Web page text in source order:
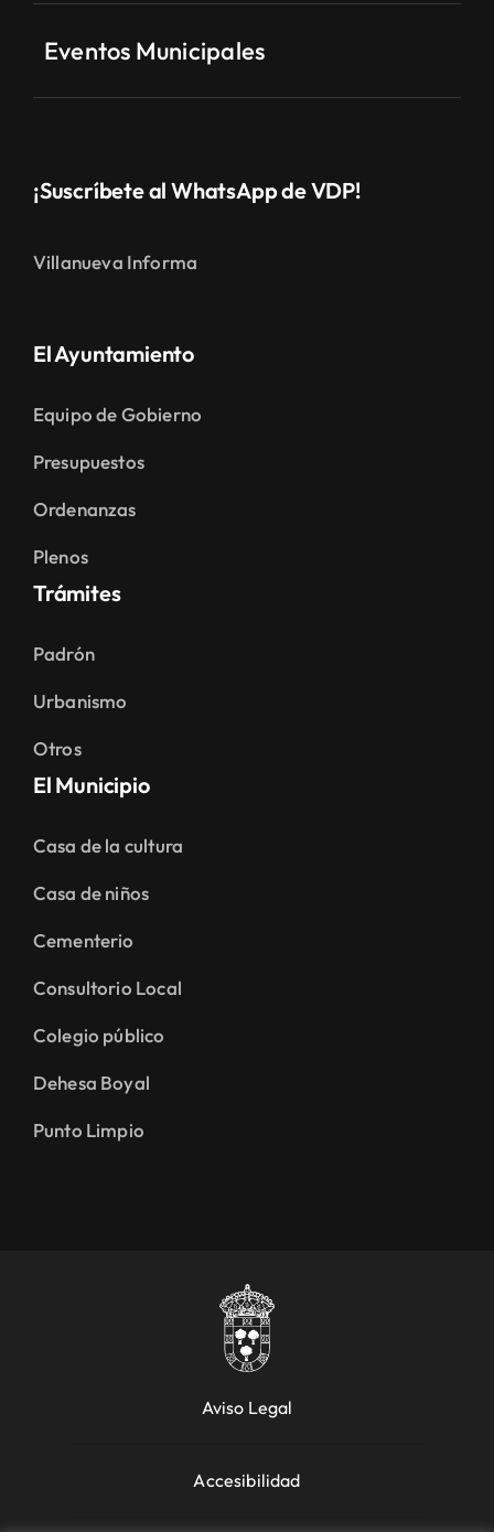
Eventos Municipales
¡Suscríbete al WhatsApp de VDP!
Villanueva Informa
El Ayuntamiento
Equipo de Gobierno
Presupuestos
Ordenanzas
Plenos
Trámites
Padrón
Urbanismo
Otros
El Municipio
Casa de la cultura
Casa de niños
Cementerio
Consultorio Local
Colegio público
Dehesa Boyal
Punto Limpio
Aviso Legal
Accesibilidad